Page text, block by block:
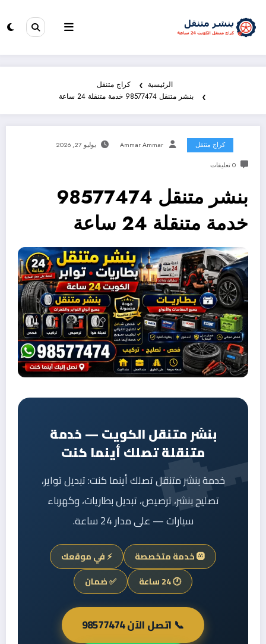
الرئيسية
كراج متنقل
بنشر متنقل 98577474 خدمة متنقلة 24 ساعة
كراج متنقل Ammar Ammar يوليو 27, 2026
0 تعليقات
بنشر متنقل 98577474
خدمة متنقلة 24 ساعة
بنشر متنقل الكويت — خدمة
متنقلة تصلك أينما كنت
خدمة بنشر متنقل تصلك أينما كنت: تبديل تواير،
تصليح بنشر، ترصيص، تبديل بطاريات، وكهرباء
سيارات — على مدار 24 ساعة.
🛞 خدمة متخصصة
⚡ في موقعك
🕐 24 ساعة
✅ ضمان
📞 اتصل الآن 98577474